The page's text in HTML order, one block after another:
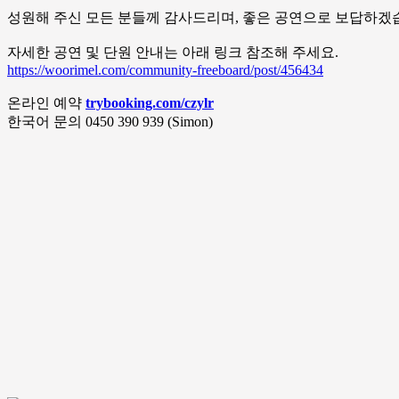
성원해 주신 모든 분들께 감사드리며, 좋은 공연으로 보답하겠
자세한 공연 및 단원 안내는 아래 링크 참조해 주세요.
https://woorimel.com/community-freeboard/post/456434
온라인 예약 trybooking.com/czylr
한국어 문의 0450 390 939 (Simon)